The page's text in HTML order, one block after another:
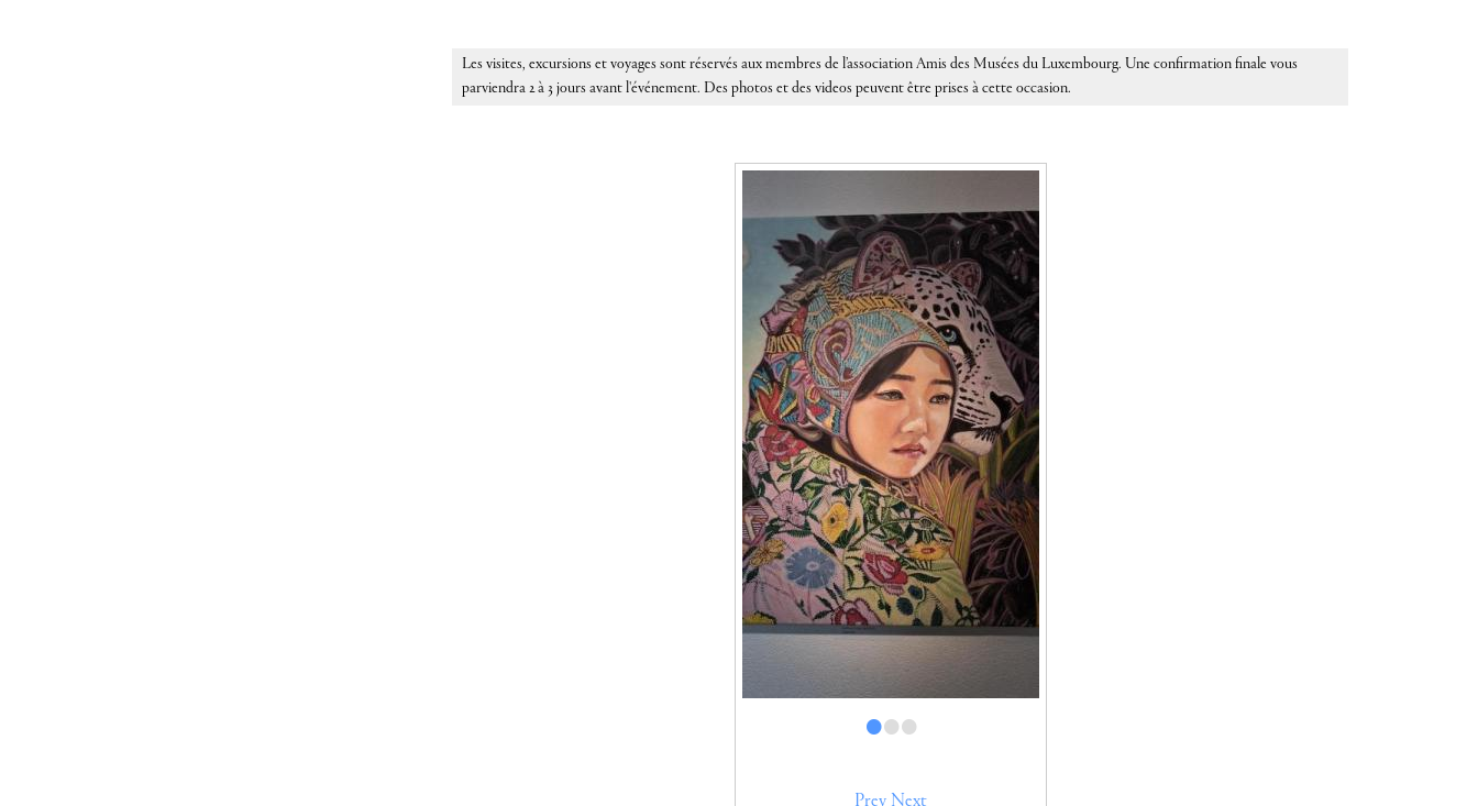
Les visites, excursions et voyages sont réservés aux membres de l’association Amis des Musées du Luxembourg. Une confirmation finale vous
parviendra 2 à 3 jours avant l'événement. Des photos et des videos peuvent être prises à cette occasion.
•••
Prev Next